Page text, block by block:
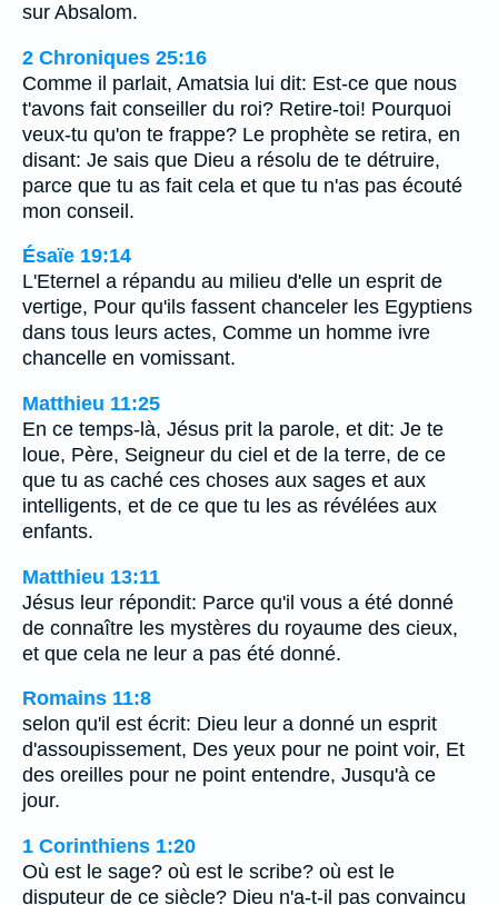
sur Absalom.
2 Chroniques 25:16
Comme il parlait, Amatsia lui dit: Est-ce que nous
t'avons fait conseiller du roi? Retire-toi! Pourquoi
veux-tu qu'on te frappe? Le prophète se retira, en
disant: Je sais que Dieu a résolu de te détruire,
parce que tu as fait cela et que tu n'as pas écouté
mon conseil.
Ésaïe 19:14
L'Eternel a répandu au milieu d'elle un esprit de
vertige, Pour qu'ils fassent chanceler les Egyptiens
dans tous leurs actes, Comme un homme ivre
chancelle en vomissant.
Matthieu 11:25
En ce temps-là, Jésus prit la parole, et dit: Je te
loue, Père, Seigneur du ciel et de la terre, de ce
que tu as caché ces choses aux sages et aux
intelligents, et de ce que tu les as révélées aux
enfants.
Matthieu 13:11
Jésus leur répondit: Parce qu'il vous a été donné
de connaître les mystères du royaume des cieux,
et que cela ne leur a pas été donné.
Romains 11:8
selon qu'il est écrit: Dieu leur a donné un esprit
d'assoupissement, Des yeux pour ne point voir, Et
des oreilles pour ne point entendre, Jusqu'à ce
jour.
1 Corinthiens 1:20
Où est le sage? où est le scribe? où est le
disputeur de ce siècle? Dieu n'a-t-il pas convaincu